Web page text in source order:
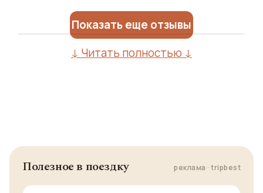
Показать еще отзывы
↓ Читать полностью ↓
Полезное в поездку реклама · tripbest